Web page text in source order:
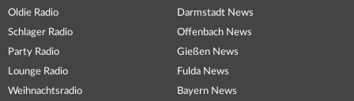
Oldie Radio
Schlager Radio
Party Radio
Lounge Radio
Weihnachtsradio
Darmstadt News
Offenbach News
Gießen News
Fulda News
Bayern News